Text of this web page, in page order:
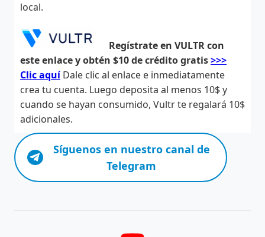
local.
Regístrate en VULTR con
este enlace y obtén $10 de crédito gratis>>>
Clic aquíDale clic al enlace e inmediatamente
crea tu cuenta. Luego deposita al menos 10$ y
cuando se hayan consumido, Vultr te regalará 10$
adicionales.
Síguenos en nuestro canal de
Telegram